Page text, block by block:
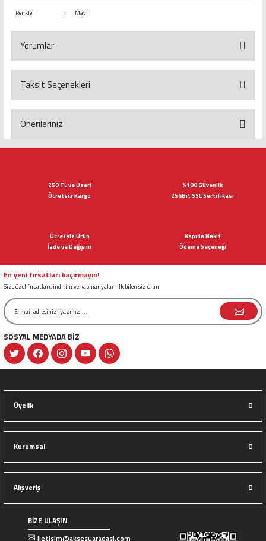
Renkler : Mavi
Yorumlar
Bu ürüne ilk yorumu siz yapın!
Taksit Seçenekleri
Önerileriniz
Ürün bilgilerinde hatalar bulunuyor.
Bu ürüne benzer farklı alternatifler olmalı.
250 TL ve Üzeri
Ücretsiz Kargo
%100 Güvenlik
256Bit SSL Sertifikası
Ücretsiz Ürün
İade ve Değişim
Kapıda Nakit
Ödeme Seçeneği
En yeni fırsatları kaçırmayın!
Size özel fırsatları, indirim ve kapmanyaları ilk bilen siz olun!
SOSYAL MEDYADA BİZ
Üyelik
Kurumsal
Alışveriş
BİZE ULAŞIN
iletisim@aksesuaradasi.com